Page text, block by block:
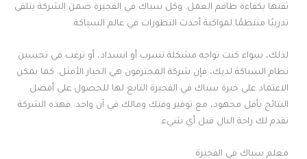
ثقتها بكفاءة طاقم العمل. وكل سباك في الفجيرة ضمن الشركة يتلقى
تدريبًا منتظمًا لمواكبة أحدث التطورات في عالم السباكة.
لذلك، سواء كنت تواجه مشكلة تسرب أو انسداد، أو ترغب في تحسين
نظام السباكة لديك، فإن شركة المحترفون هي الخيار الأمثل. كما يمكن
الاعتماد على خبرة سباك في الفجيرة التابع لها للحصول على أفضل
النتائج بأقل مجهود، مع توفير وقتك ومالك في آن واحد. فهذه الشركة
تقدم لك راحة البال قبل أي شيء.
معلم سباك في الفجيرة